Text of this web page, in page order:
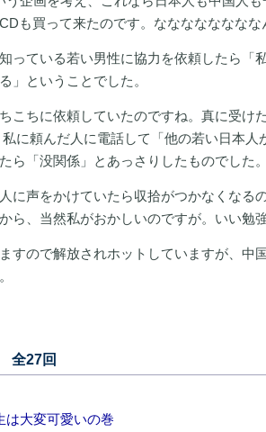
も買って来たのです。なななななななな
っている若い男性に協力を依頼したら「
」ということでした。
こちに依頼していたのですね。真に受
に頼んだ人に電話して「他の若い日本人
ら「没関係」とあっさりしたものでした。
に声をかけていたら収拾がつかなくなる
ら、当然私がおかしいのですが。いい勉
すので解放されホットしていますが、中
全27回
は大変可愛いの巻